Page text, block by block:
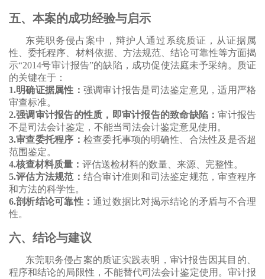
五、本案的成功经验与启示
东莞职务侵占案中，辩护人通过系统质证，从证据属
性、委托程序、材料依据、方法规范、结论可靠性等方面揭
示“2014号审计报告”的缺陷，成功促使法庭未予采纳。质证
的关键在于：
1.明确证据属性： 强调审计报告是司法鉴定意见，适用严格
审查标准。
2.强调审计报告的性质，即审计报告的致命缺陷：审计报告
不是司法会计鉴定，不能当司法会计鉴定意见使用。
3.审查委托程序： 检查委托事项的明确性、合法性及是否超
范围鉴定。
4.核查材料质量： 评估送检材料的数量、来源、完整性。
5.评估方法规范： 结合审计准则和司法鉴定规范，审查程序
和方法的科学性。
6.剖析结论可靠性：通过数据比对揭示结论的矛盾与不合理
性。
六、结论与建议
东莞职务侵占案的质证实践表明，审计报告因其目的、
程序和结论的局限性，不能替代司法会计鉴定使用。审计报